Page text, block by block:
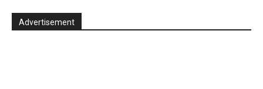
Advertisement